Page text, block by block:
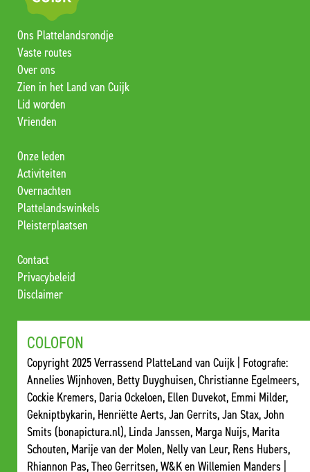
Ons Plattelandsrondje
Vaste routes
Over ons
Zien in het Land van Cuijk
Lid worden
Vrienden
Onze leden
Activiteiten
Overnachten
Plattelandswinkels
Pleisterplaatsen
Contact
Privacybeleid
Disclaimer
COLOFON
Copyright 2025 Verrassend PlatteLand van Cuijk | Fotografie:
Annelies Wijnhoven, Betty Duyghuisen, Christianne Egelmeers,
Cockie Kremers, Daria Ockeloen, Ellen Duvekot, Emmi Milder,
Gekniptbykarin, Henriëtte Aerts, Jan Gerrits, Jan Stax, John
Smits (bonapictura.nl), Linda Janssen, Marga Nuijs, Marita
Schouten, Marije van der Molen, Nelly van Leur, Rens Hubers,
Rhiannon Pas, Theo Gerritsen, W&K en Willemien Manders |